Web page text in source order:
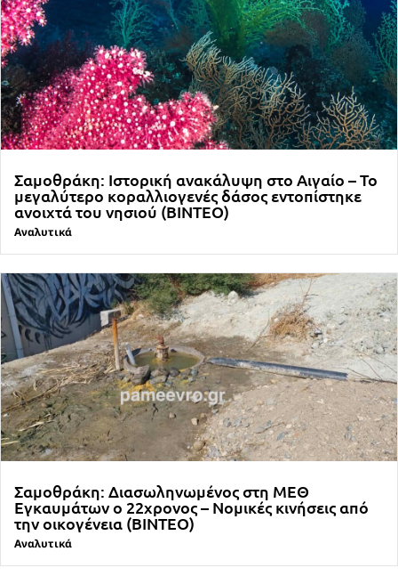
Σαμοθράκη: Ιστορική ανακάλυψη στο Αιγαίο – Το
μεγαλύτερο κοραλλιογενές δάσος εντοπίστηκε
ανοιχτά του νησιού (ΒΙΝΤΕΟ)
Αναλυτικά
Σαμοθράκη: Διασωληνωμένος στη ΜΕΘ
Εγκαυμάτων ο 22χρονος – Νομικές κινήσεις από
την οικογένεια (ΒΙΝΤΕΟ)
Αναλυτικά